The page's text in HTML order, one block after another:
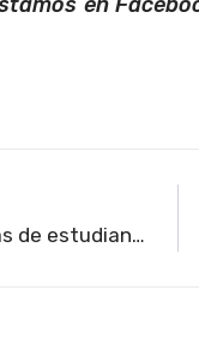
Lineamientos para matrículas de estudiantes antiguos en colegios del Banco de Oferentes